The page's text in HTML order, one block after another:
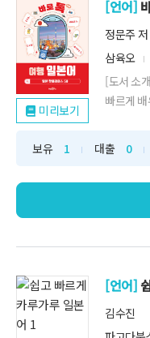
미리보기
[언어]
정문주 저
삼육오
[도서 소
빠르게
은 일본
본어를
배경으로
힐 수 있
보유 1 대출 0
[언어]
김수진